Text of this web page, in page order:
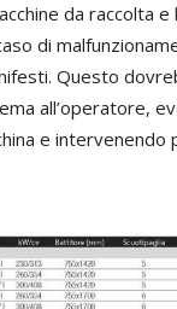
da raccolta e
di
Questo
all’operatore,
e intervenendo